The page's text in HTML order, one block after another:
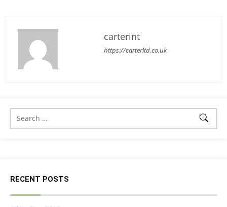
carterint
https://carterltd.co.uk
RECENT POSTS